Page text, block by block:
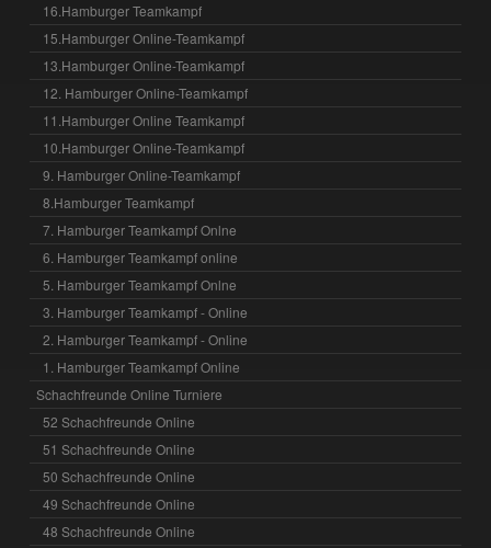
16.Hamburger Teamkampf
15.Hamburger Online-Teamkampf
13.Hamburger Online-Teamkampf
12. Hamburger Online-Teamkampf
11.Hamburger Online Teamkampf
10.Hamburger Online-Teamkampf
9. Hamburger Online-Teamkampf
8.Hamburger Teamkampf
7. Hamburger Teamkampf Onlne
6. Hamburger Teamkampf online
5. Hamburger Teamkampf Onlne
3. Hamburger Teamkampf - Online
2. Hamburger Teamkampf - Online
1. Hamburger Teamkampf Online
Schachfreunde Online Turniere
52 Schachfreunde Online
51 Schachfreunde Online
50 Schachfreunde Online
49 Schachfreunde Online
48 Schachfreunde Online